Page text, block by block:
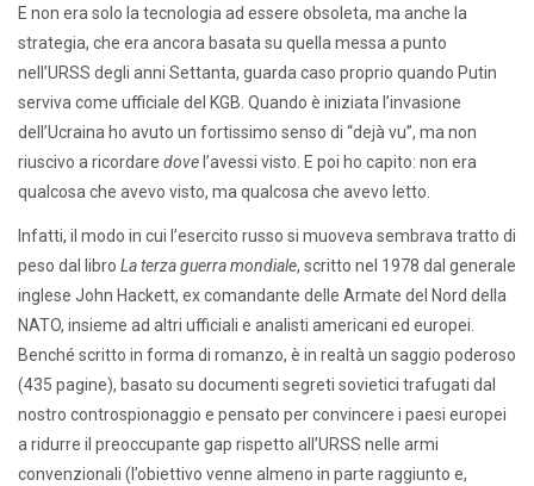
E non era solo la tecnologia ad essere obsoleta, ma anche la
strategia, che era ancora basata su quella messa a punto
nell’URSS degli anni Settanta, guarda caso proprio quando Putin
serviva come ufficiale del KGB. Quando è iniziata l’invasione
dell’Ucraina ho avuto un fortissimo senso di “dejà vu”, ma non
riuscivo a ricordare dove l’avessi visto. E poi ho capito: non era
qualcosa che avevo visto, ma qualcosa che avevo letto.
Infatti, il modo in cui l’esercito russo si muoveva sembrava tratto di
peso dal libro La terza guerra mondiale, scritto nel 1978 dal generale
inglese John Hackett, ex comandante delle Armate del Nord della
NATO, insieme ad altri ufficiali e analisti americani ed europei.
Benché scritto in forma di romanzo, è in realtà un saggio poderoso
(435 pagine), basato su documenti segreti sovietici trafugati dal
nostro controspionaggio e pensato per convincere i paesi europei
a ridurre il preoccupante gap rispetto all’URSS nelle armi
convenzionali (l’obiettivo venne almeno in parte raggiunto e,